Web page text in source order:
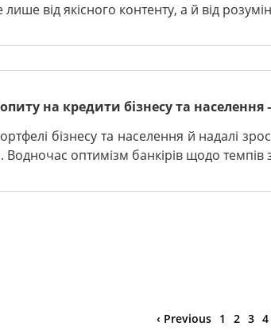
від якісного контенту, а й від
на кредити бізнесу та населення
бізнесу та населення й надалі
Водночас оптимізм банкірів щодо
‹ Previous 1 2 3 4